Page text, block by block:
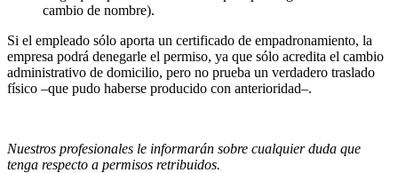
cambio de nombre).
Si el empleado sólo aporta un certificado de empadronamiento, la
empresa podrá denegarle el permiso, ya que sólo acredita el cambio
administrativo de domicilio, pero no prueba un verdadero traslado
físico –que pudo haberse producido con anterioridad–.
Nuestros profesionales le informarán sobre cualquier duda que
tenga respecto a permisos retribuidos.